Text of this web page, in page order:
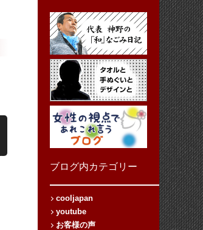
ブログ内カテゴリー
cooljapan
youtube
お客様の声